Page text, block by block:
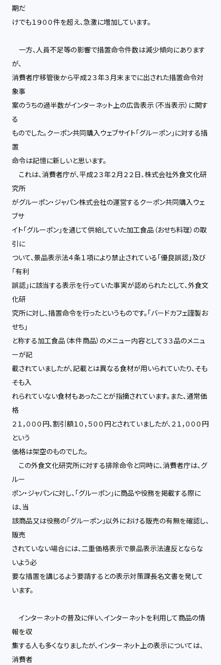
期だ
けでも１９００件を超え、急激に増加しています。
一方、人員不足等の影響で措置命令件数は減少傾向にあります
が、
消費者庁移管後から平成２３年３月末までに出された措置命令対
象事
案のうちの過半数がインターネット上の広告表示（不当表示）に関す
る
ものでした。クーポン共同購入ウェブサイト「グルーポン」に対する措
置
命令は記憶に新しいと思います。
これは、消費者庁が、平成２３年２月２２日、株式会社外食文化研
究所
がグルーポン・ジャパン株式会社の運営するクーポン共同購入ウェ
ブサ
イト「グルーポン」を通じて供給していた加工食品（おせち料理）の取
引に
ついて、景品表示法４条１項により禁止されている「優良誤認」及び
「有利
誤認」に該当する表示を行っていた事実が認められたとして、外食文
化研
究所に対し、措置命令を行ったというものです。「バードカフェ謹製お
せち」
と称する加工食品（本件商品）のメニュー内容として３３品のメニュ
ーが記
載されていましたが、記載とは異なる食材が用いられていたり、そも
そも入
れられていない食材もあったことが指摘されています。また、通常価
格
２１，０００円、割引額１０，５００円とされていましたが、２１，０００円
という
価格は架空のものでした。
この外食文化研究所に対する排除命令と同時に、消費者庁は、グ
ルー
ポン・ジャパンに対し、「グルーポン」に商品や役務を掲載する際に
は、当
該商品又は役務の「グルーポン」以外における販売の有無を確認し、
販売
されていない場合には、二重価格表示で景品表示法違反とならな
いよう必
要な措置を講じるよう要請するとの表示対策課長名文書を発して
います。
インターネットの普及に伴い、インターネットを利用して商品の情
報を収
集する人も多くなりましたが、インターネット上の表示については、
消費者